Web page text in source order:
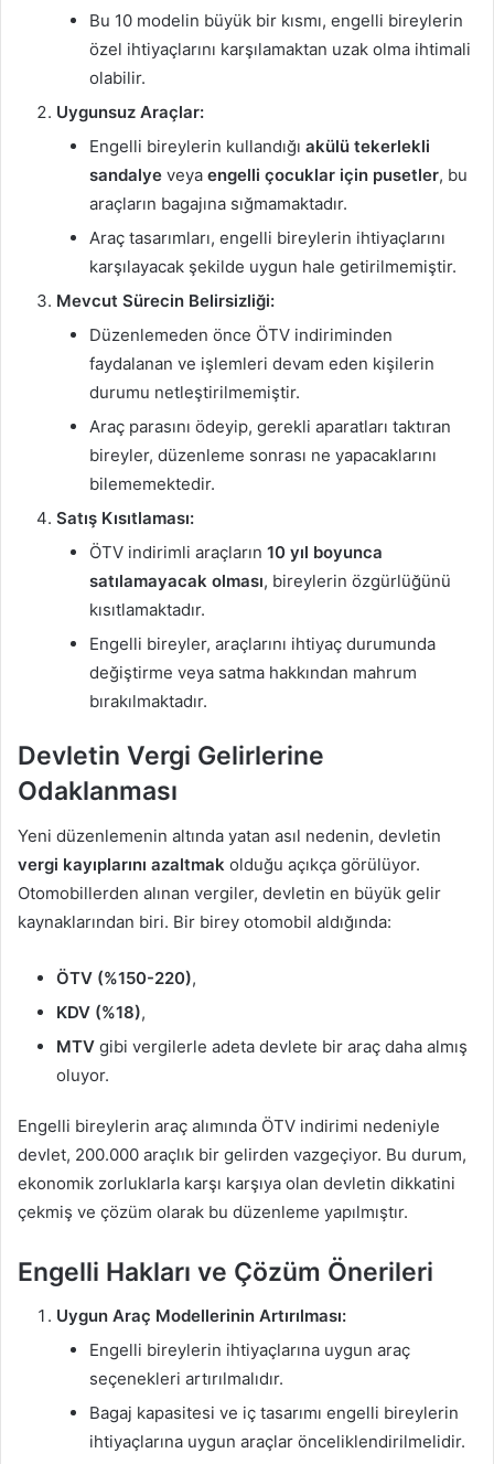
Bu 10 modelin büyük bir kısmı, engelli bireylerin
özel ihtiyaçlarını karşılamaktan uzak olma ihtimali
olabilir.
Uygunsuz Araçlar:
Engelli bireylerin kullandığı akülü tekerlekli
sandalye veya engelli çocuklar için pusetler, bu
araçların bagajına sığmamaktadır.
Araç tasarımları, engelli bireylerin ihtiyaçlarını
karşılayacak şekilde uygun hale getirilmemiştir.
Mevcut Sürecin Belirsizliği:
Düzenlemeden önce ÖTV indiriminden
faydalanan ve işlemleri devam eden kişilerin
durumu netleştirilmemiştir.
Araç parasını ödeyip, gerekli aparatları taktıran
bireyler, düzenleme sonrası ne yapacaklarını
bilememektedir.
Satış Kısıtlaması:
ÖTV indirimli araçların 10 yıl boyunca
satılamayacak olması, bireylerin özgürlüğünü
kısıtlamaktadır.
Engelli bireyler, araçlarını ihtiyaç durumunda
değiştirme veya satma hakkından mahrum
bırakılmaktadır.
Devletin Vergi Gelirlerine
Odaklanması
Yeni düzenlemenin altında yatan asıl nedenin, devletin
vergi kayıplarını azaltmak olduğu açıkça görülüyor.
Otomobillerden alınan vergiler, devletin en büyük gelir
kaynaklarından biri. Bir birey otomobil aldığında:
ÖTV (%150-220),
KDV (%18),
MTV gibi vergilerle adeta devlete bir araç daha almış
oluyor.
Engelli bireylerin araç alımında ÖTV indirimi nedeniyle
devlet, 200.000 araçlık bir gelirden vazgeçiyor. Bu durum,
ekonomik zorluklarla karşı karşıya olan devletin dikkatini
çekmiş ve çözüm olarak bu düzenleme yapılmıştır.
Engelli Hakları ve Çözüm Önerileri
Uygun Araç Modellerinin Artırılması:
Engelli bireylerin ihtiyaçlarına uygun araç
seçenekleri artırılmalıdır.
Bagaj kapasitesi ve iç tasarımı engelli bireylerin
ihtiyaçlarına uygun araçlar önceliklendirilmelidir.